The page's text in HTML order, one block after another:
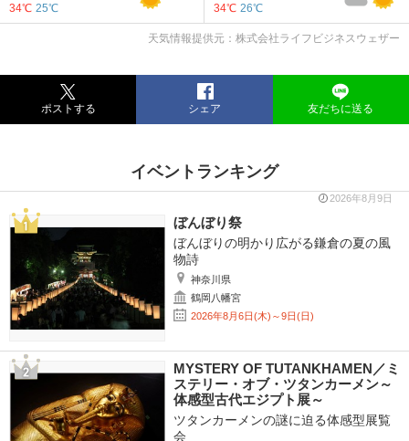
34℃ 25℃ 34℃ 26℃
天気情報提供元：株式会社ライフビジネスウェザー
ポストする シェア 友だちに送る
イベントランキング
2026年8月9日
ぼんぼり祭
ぼんぼりの明かり広がる鎌倉の夏の風
物詩
神奈川県
鶴岡八幡宮
2026年8月6日(木)～9日(日)
MYSTERY OF TUTANKHAMEN／ミ
ステリー・オブ・ツタンカーメン～
体感型古代エジプト展～
ツタンカーメンの謎に迫る体感型展覧
会